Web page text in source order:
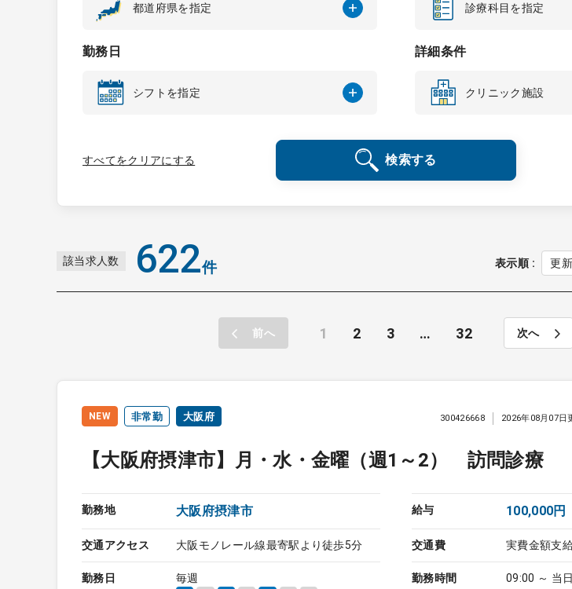
都道府県を指定 診療科目を指定
勤務日
シフトを指定
詳細条件
クリニック施設
検索する
すべてをクリアにする
該当求人数 622件 表示順
前へ 1 2 3 … 32 次へ
NEW 非常勤 大阪府
【大阪府摂津市】月・水・金曜（週1～2） 訪問診療
300426668 2026年08月07日
勤務地 大阪府摂津市 給与 100,000円
交通アクセス 大阪モノレール線最寄駅より徒歩5分 交通費 実費金額支
勤務日 毎週 勤務時間 09:00 ～ 当